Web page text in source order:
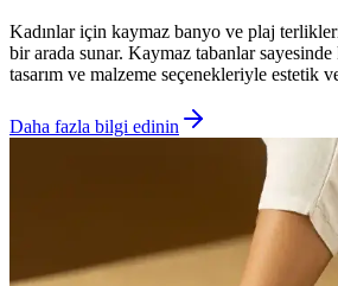
Kadınlar için kaymaz banyo ve plaj
bir arada sunar. Kaymaz tabanlar sayesinde
tasarım ve malzeme seçenekleriyle estetik
Daha fazla bilgi edinin